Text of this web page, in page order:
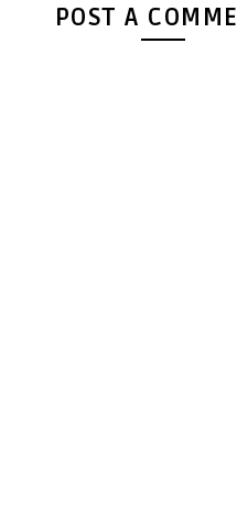
POST A